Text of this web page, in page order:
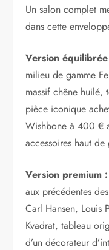
Un salon complet
dans cette
Version
milieu de gamme
massif chêne huilé,
pièce iconique
Wishbone à 400 €
accessoires haut
Version
aux précédentes
Carl Hansen, Louis
Kvadrat, tableau
d’un décorateur